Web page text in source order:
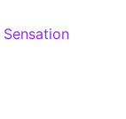
Sensation